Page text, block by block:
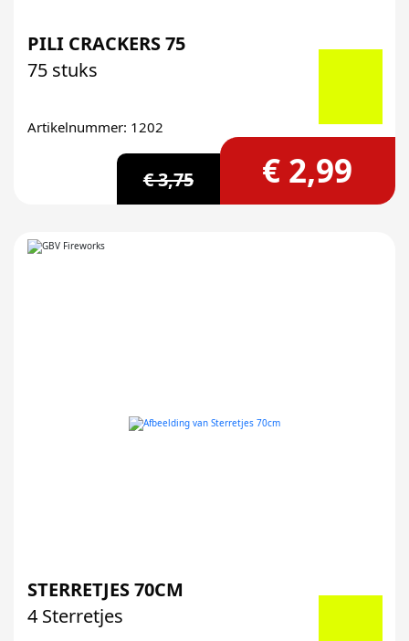
PILI CRACKERS 75
75 stuks
Artikelnummer: 1202
€ 3,75 € 2,99
STERRETJES 70CM
4 Sterretjes